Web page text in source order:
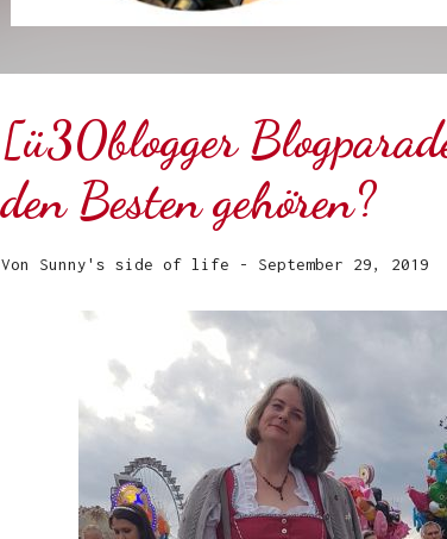
[ü30blogger
den Besten gehören?
Von Sunny's side of life - September 29, 2019